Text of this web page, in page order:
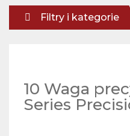
Filtry i kategorie
10 Waga
Series